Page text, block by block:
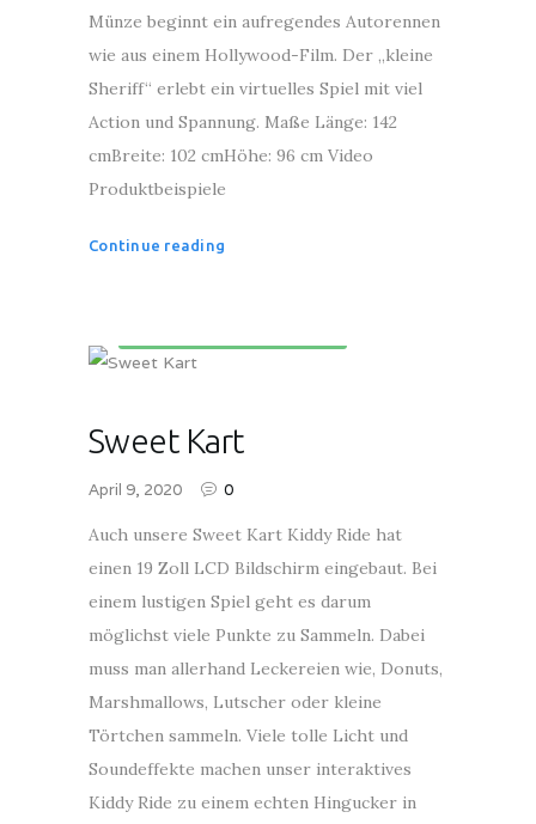
Münze beginnt ein aufregendes Autorennen
wie aus einem Hollywood-Film. Der „kleine
Sheriff“ erlebt ein virtuelles Spiel mit viel
Action und Spannung. Maße Länge: 142
cmBreite: 102 cmHöhe: 96 cm Video
Produktbeispiele
Continue reading
Sweet Kart
April 9, 2020 0
Auch unsere Sweet Kart Kiddy Ride hat
einen 19 Zoll LCD Bildschirm eingebaut. Bei
einem lustigen Spiel geht es darum
möglichst viele Punkte zu Sammeln. Dabei
muss man allerhand Leckereien wie, Donuts,
Marshmallows, Lutscher oder kleine
Törtchen sammeln. Viele tolle Licht und
Soundeffekte machen unser interaktives
Kiddy Ride zu einem echten Hingucker in